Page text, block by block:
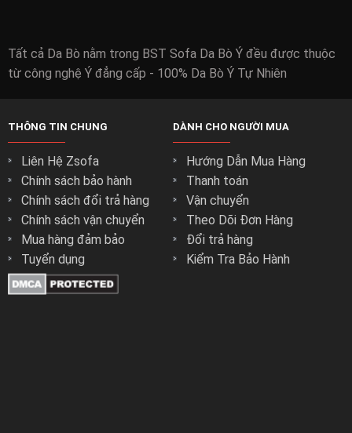
Tất cả Da Bò nằm trong BST Sofa Da Bò Ý đều được thuộc
từ công nghệ Ý đẳng cấp - 100% Da Bò Ý Tự Nhiên
THÔNG TIN CHUNG
Liên Hệ Zsofa
Chính sách bảo hành
Chính sách đổi trả hàng
DÀNH CHO NGƯỜI MUA
Hướng Dẫn Mua Hàng